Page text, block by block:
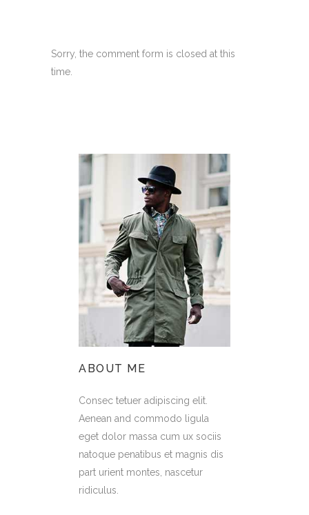
Sorry, the comment form is closed at this
time.
ABOUT ME
Consec tetuer adipiscing elit.
Aenean and commodo ligula
eget dolor massa cum ux sociis
natoque penatibus et magnis dis
part urient montes, nascetur
ridiculus.